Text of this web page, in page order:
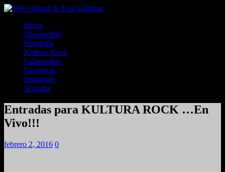
Inicio
Discografía
Biografía
Kultura Rock
Gillmanfest
Facebook
Instagram
Youtube
Entradas para KULTURA ROCK …En
Vivo!!!
febrero 2, 2016 0